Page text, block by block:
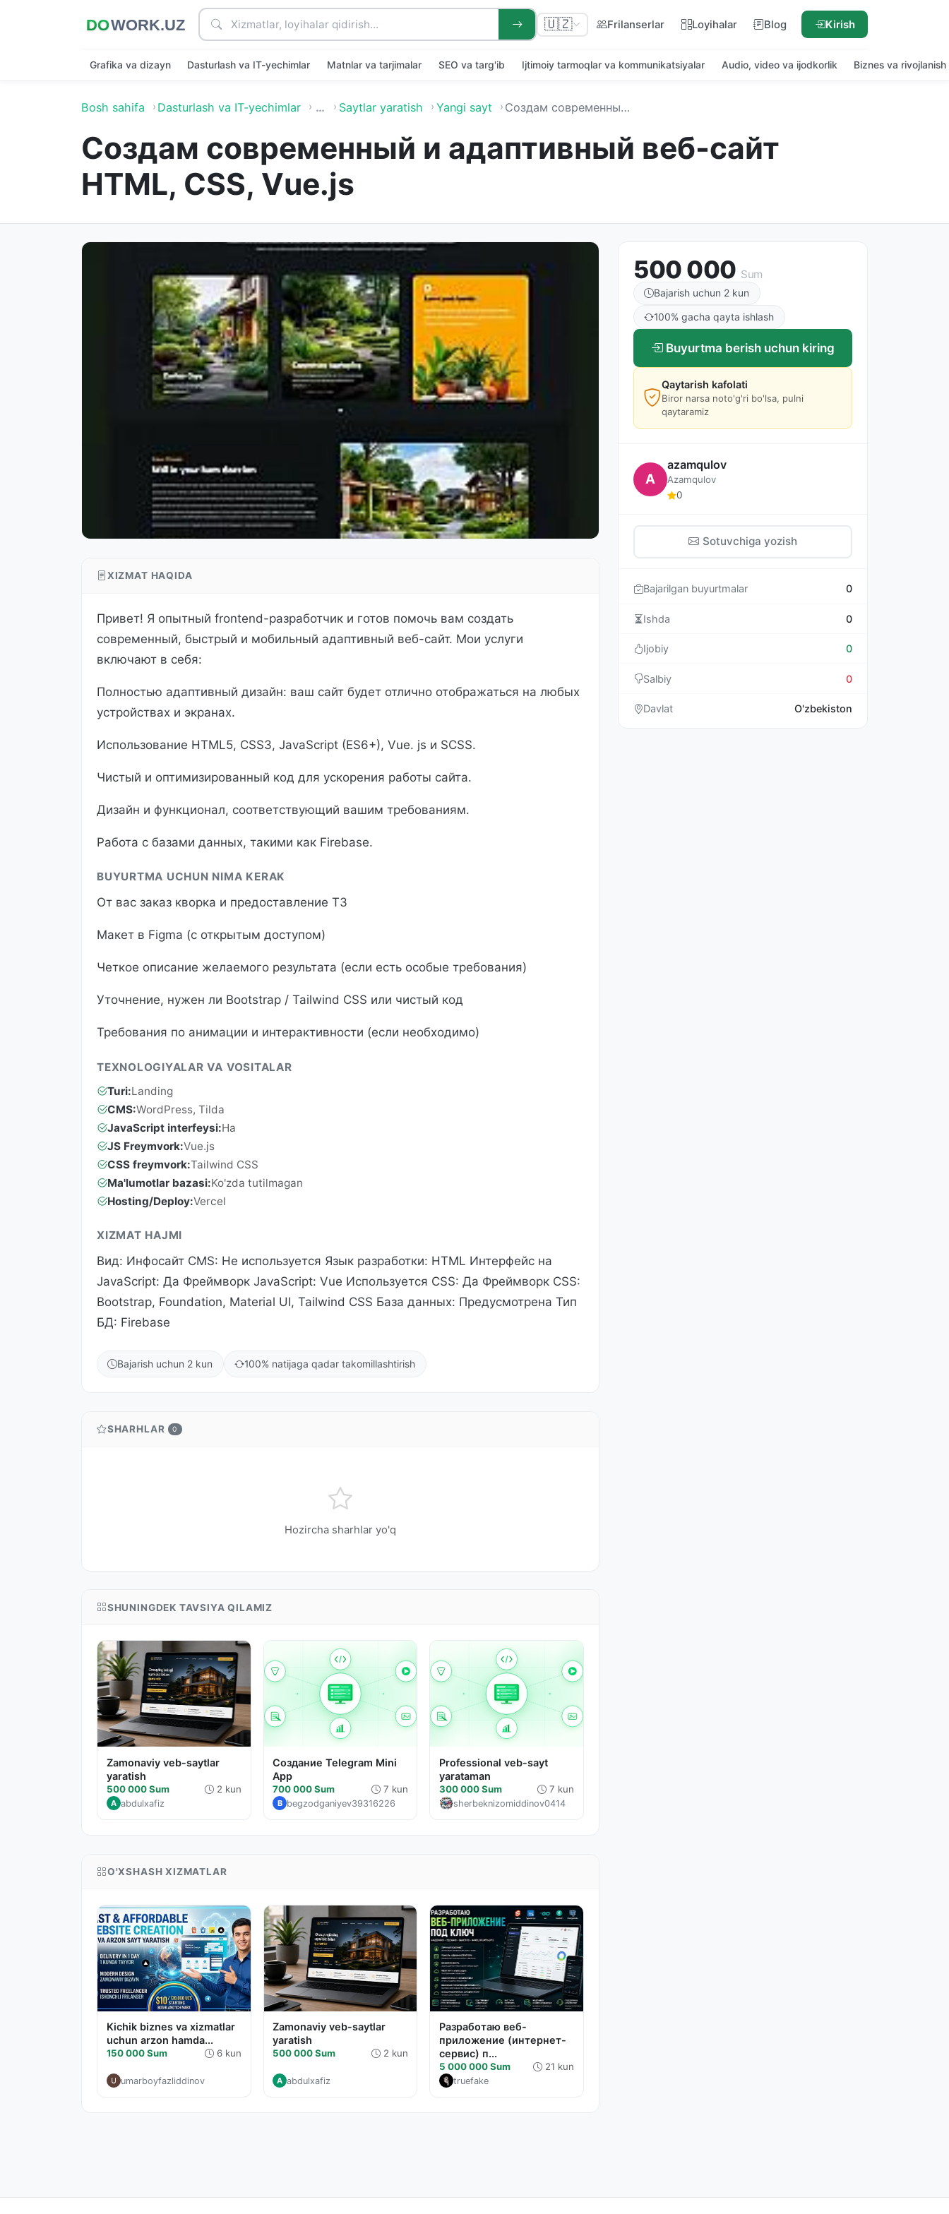
🇺🇿 Frilanserlar Loyihalar Blog Kirish
Grafika va dizayn Dasturlash va IT-yechimlar Matnlar va tarjimalar SEO va targ'ib Ijtimoiy tarmoqlar va kommunikatsiyalar Audio, video va ijodkorlik Biznes va rivojlanish
Bosh sahifa Dasturlash va IT-yechimlar … Saytlar yaratish Yangi sayt Создам современный и адаптивный веб-сайт HTML, CSS, Vue.js
Создам современный и адаптивный веб-сайт
HTML, CSS, Vue.js
XIZMAT HAQIDA
Привет! Я опытный frontend-разработчик и готов помочь вам создать
современный, быстрый и мобильный адаптивный веб-сайт. Мои услуги
включают в себя:
Полностью адаптивный дизайн: ваш сайт будет отлично отображаться на любых
устройствах и экранах.
Использование HTML5, CSS3, JavaScript (ES6+), Vue. js и SCSS.
Чистый и оптимизированный код для ускорения работы сайта.
Дизайн и функционал, соответствующий вашим требованиям.
Работа с базами данных, такими как Firebase.
BUYURTMA UCHUN NIMA KERAK
От вас заказ кворка и предоставление ТЗ
Макет в Figma (с открытым доступом)
Четкое описание желаемого результата (если есть особые требования)
Уточнение, нужен ли Bootstrap / Tailwind CSS или чистый код
Требования по анимации и интерактивности (если необходимо)
TEXNOLOGIYALAR VA VOSITALAR
Turi:Landing
CMS:WordPress, Tilda
JavaScript interfeysi:Ha
JS Freymvork:Vue.js
CSS freymvork:Tailwind CSS
Ma'lumotlar bazasi:Ko'zda tutilmagan
Hosting/Deploy:Vercel
XIZMAT HAJMI
Вид: Инфосайт CMS: Не используется Язык разработки: HTML Интерфейс на
JavaScript: Да Фреймворк JavaScript: Vue Используется CSS: Да Фреймворк CSS:
Bootstrap, Foundation, Material UI, Tailwind CSS База данных: Предусмотрена Тип
БД: Firebase
Bajarish uchun 2 kun 100% natijaga qadar takomillashtirish
SHARHLAR 0
Hozircha sharhlar yo'q
SHUNINGDEK TAVSIYA QILAMIZ
Zamonaviy veb-saytlar
yaratish
500 000 Sum 2 kun
A abdulxafiz
Создание Telegram Mini
App
700 000 Sum 7 kun
B begzodganiyev39316226
Professional veb-sayt
yarataman
300 000 Sum 7 kun
sherbeknizomiddinov0414
O'XSHASH XIZMATLAR
Kichik biznes va xizmatlar
uchun arzon hamda...
150 000 Sum 6 kun
umarboyfazliddinov
Zamonaviy veb-saytlar
yaratish
500 000 Sum 2 kun
A abdulxafiz
Разработаю веб-
приложение (интернет-
сервис) п...
5 000 000 Sum 21 kun
truefake
500 000 Sum
Bajarish uchun 2 kun
100% gacha qayta ishlash
Buyurtma berish uchun kiring
Qaytarish kafolati
Biror narsa noto'g'ri bo'lsa, pulni
qaytaramiz
A
azamqulov
Azamqulov
0
Sotuvchiga yozish
Bajarilgan buyurtmalar 0
Ishda 0
Ijobiy 0
Salbiy 0
Davlat O'zbekiston